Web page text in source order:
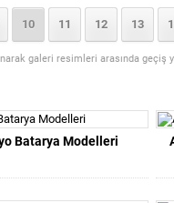
10 11 12 13
galeri resimleri arasında geçiş
Batarya Modelleri